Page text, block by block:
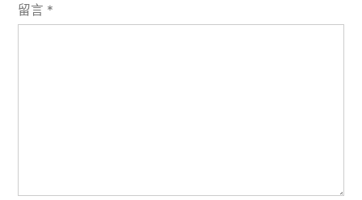
留言 *